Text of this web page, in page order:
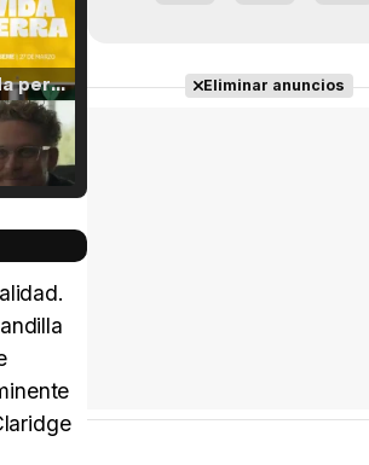
Tráiler 'Vida perra' (2026) Eliminar anuncios